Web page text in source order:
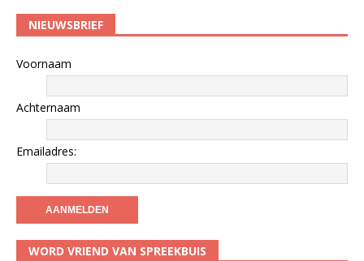
NIEUWSBRIEF
Voornaam
Achternaam
Emailadres:
WORD VRIEND VAN SPREEKBUIS